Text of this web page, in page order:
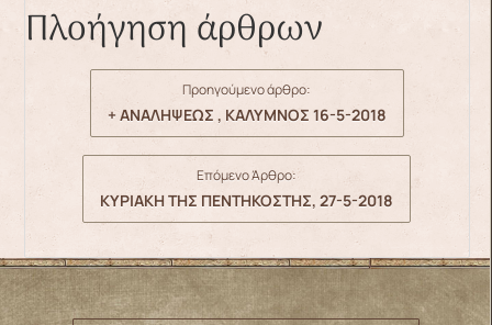
Πλοήγηση άρθρων
Προηγούμενο άρθρο:
+ ΑΝΑΛΗΨΕΩΣ , ΚΑΛΥΜΝΟΣ 16-5-2018
Επόμενο Άρθρο:
ΚΥΡΙΑΚΗ ΤΗΣ ΠΕΝΤΗΚΟΣΤΗΣ, 27-5-2018